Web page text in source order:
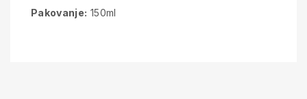
Pakovanje: 150ml